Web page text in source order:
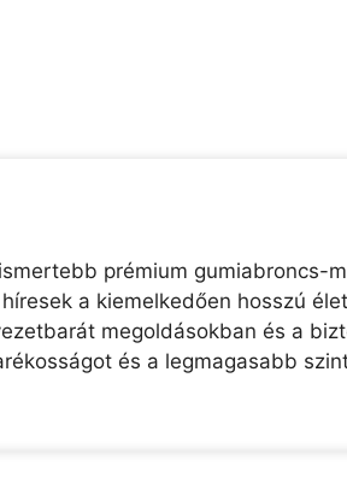
prémium gumiabroncs-
a kiemelkedően hosszú
megoldásokban és a
és a legmagasabb